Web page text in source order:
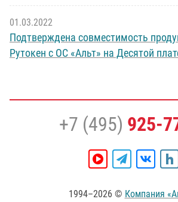
01.03.2022
Подтверждена совместимость
Рутокен с ОС «Альт» на Десятой
+7 (495) 925-
1994–2026 © Компания